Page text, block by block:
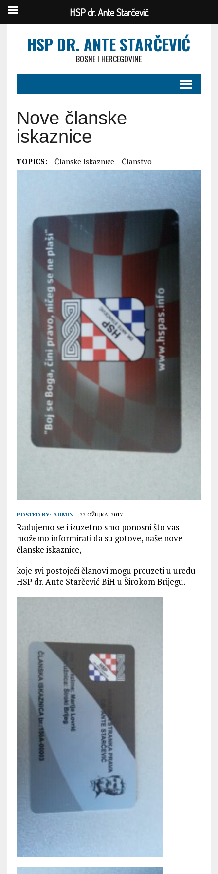
HSP DR. ANTE STARČEVIĆ
BOSNE I HERCEGOVINE
Nove članske
iskaznice
TOPICS: Članske Iskaznice Članstvo
POSTED BY: ADMIN 22 OŽUJKA, 2017
Radujemo se i izuzetno smo ponosni što vas
možemo informirati da su gotove, naše nove
članske iskaznice,
koje svi postojeći članovi mogu preuzeti u uredu
HSP dr. Ante Starčević BiH u Širokom Brijegu.
HSP dr. Ante Starčević